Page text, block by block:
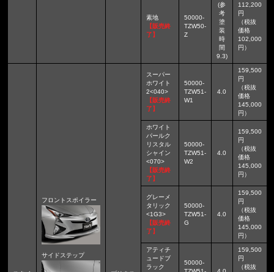
素地
【販売終
了】
50000-
TZW50-
Z
(参
考
塗
装
時
間
9.3)
112,200
円
（税抜
価格
102,000
円）
フロントスポイラー
サイドステップ
スーパー
ホワイト
2<040>
【販売終
了】
50000-
TZW51-
W1
4.0
159,500
円
（税抜
価格
145,000
円）
ホワイト
パールク
リスタル
シャイン
<070>
【販売終
了】
50000-
TZW51-
W2
4.0
159,500
円
（税抜
価格
145,000
円）
グレーメ
タリック
<1G3>
【販売終
了】
50000-
TZW51-
G
4.0
159,500
円
（税抜
価格
145,000
円）
アティチ
ュードブ
ラック
50000-
159,500
円
（税抜